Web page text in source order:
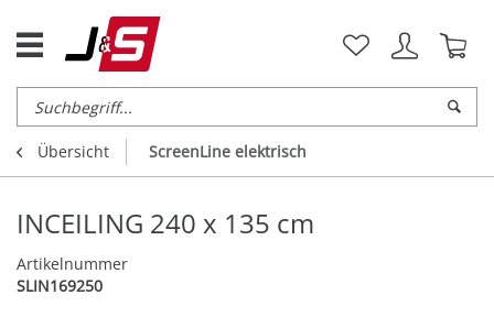
Übersicht ScreenLine elektrisch
INCEILING 240 x 135 cm
Artikelnummer
SLIN169250